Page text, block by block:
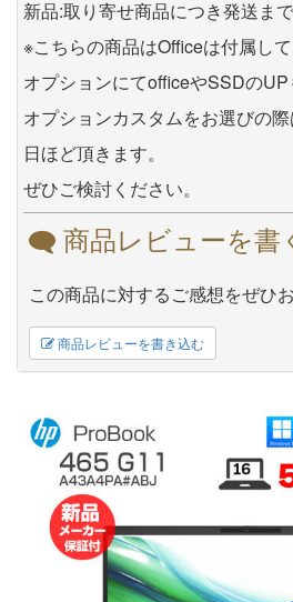
新品:取り寄せ商品につき発送ま
※こちらの商品はOfficeは付属し
オプションにてofficeやSSDのUP
オプションカスタムをお選びの
日ほど頂きます。
ぜひご検討ください。
商品レビューを書
この商品に対するご感想をぜひ
商品レビューを書き込む